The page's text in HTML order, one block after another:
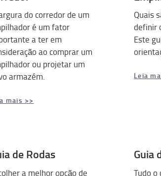
do corredor de um
é um fator
a ter em
ao comprar um
ou projetar um
armazém.
mais >>
Quais
definir
Este
Leia
de Rodas
a melhor opção de
Guia
Tudo o